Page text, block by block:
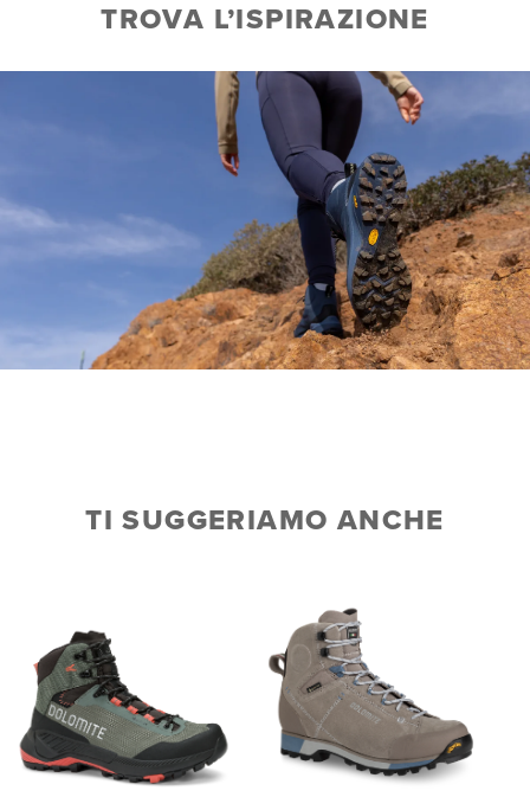
TROVA L’ISPIRAZIONE
TI SUGGERIAMO ANCHE